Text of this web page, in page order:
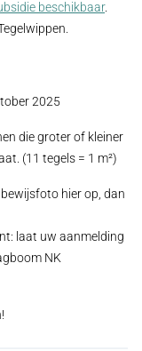
beschikbaar.
2025
die groter of kleiner
(11 tegels = 1 m²)
hier op, dan
laat uw aanmelding
NK